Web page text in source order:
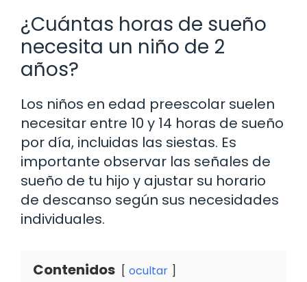
¿Cuántas horas de sueño
necesita un niño de 2
años?
Los niños en edad preescolar suelen
necesitar entre 10 y 14 horas de sueño
por día, incluidas las siestas. Es
importante observar las señales de
sueño de tu hijo y ajustar su horario
de descanso según sus necesidades
individuales.
Contenidos ocultar